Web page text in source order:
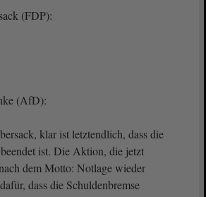
(FDP):
(AfD):
klar ist letztendlich, dass die
ist. Die Aktion, die jetzt
dem Motto: Notlage wieder
dass die Schuldenbremse